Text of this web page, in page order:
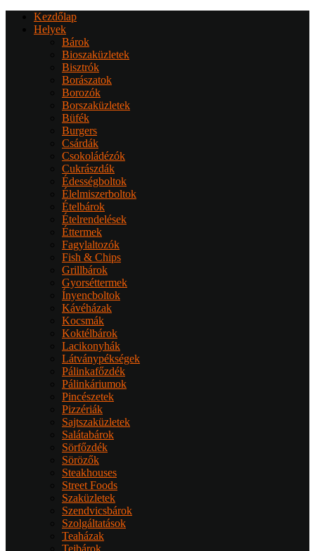
Kezdőlap
Helyek
Bárok
Bioszaküzletek
Bisztrók
Borászatok
Borozók
Borszaküzletek
Büfék
Burgers
Csárdák
Csokoládézók
Cukrászdák
Édességboltok
Élelmiszerboltok
Ételbárok
Ételrendelések
Éttermek
Fagylaltozók
Fish & Chips
Grillbárok
Gyorséttermek
Ínyencboltok
Kávéházak
Kocsmák
Koktélbárok
Lacikonyhák
Látványpékségek
Pálinkafőzdék
Pálinkáriumok
Pincészetek
Pizzériák
Sajtszaküzletek
Salátabárok
Sörfőzdék
Sörözők
Steakhouses
Street Foods
Szaküzletek
Szendvicsbárok
Szolgáltatások
Teaházak